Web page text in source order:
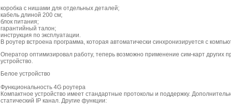
коробка с нишами для отдельных деталей;
кабель длиной 200 см;
блок питания;
гарантийный талон;
инструкция по эксплуатации.
В роутер встроена программа, которая автоматически синхронизируется с
Оператор оптимизировал работу, теперь возможно применение сим-карт других
устройство.
Белое устройство
Функциональность 4G роутера
Компактное устройство имеет стандартные протоколы и поддержку.
статический IP канал. Другие функции: